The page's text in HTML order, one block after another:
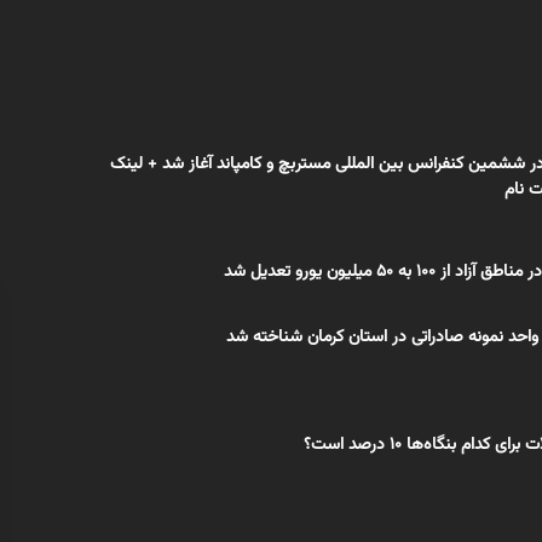
ششمین کنفرانس بین المللی مستربچ و کامپاند آغاز شد + لینک
نام
میلیون یورو تعدیل شد
واحد نمونه صادراتی در استان کرمان شناخته شد
بنگاه‌ها ۱۰ درصد است؟